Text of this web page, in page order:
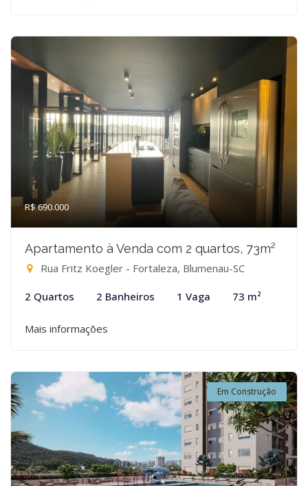
R$ 690.000
Apartamento à Venda com 2 quartos, 73m²
Rua Fritz Koegler - Fortaleza, Blumenau-SC
2 Quartos 2 Banheiros 1 Vaga 73 m²
Mais informações
Em Construção